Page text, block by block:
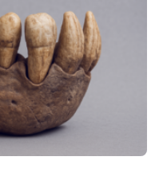
Mainz (JGU), und ihr
Lengai in Tansania
die Tremore
Ort in…